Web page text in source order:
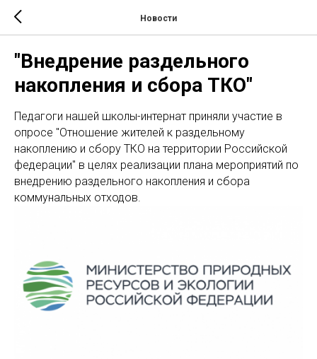
Новости
"Внедрение раздельного
накопления и сбора ТКО"
Педагоги нашей школы-интернат приняли участие в
опросе "Отношение жителей к раздельному
накоплению и сбору ТКО на территории Российской
федерации" в целях реализации плана мероприятий по
внедрению раздельного накопления и сбора
коммунальных отходов.